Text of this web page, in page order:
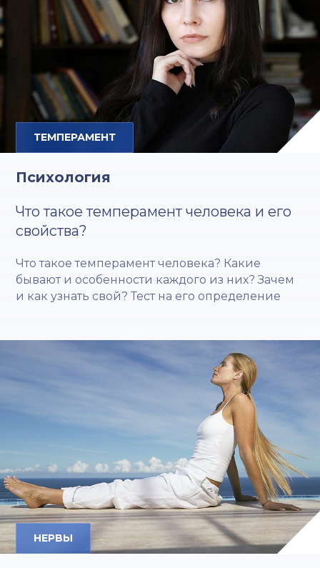
ТЕМПЕРАМЕНТ
Психология
Что такое темперамент человека и его
свойства?
Что такое темперамент человека? Какие
бывают и особенности каждого из них? Зачем
и как узнать свой? Тест на его определение
НЕРВЫ